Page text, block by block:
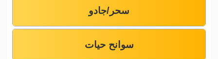
سحر/جادو
سوانح حیات